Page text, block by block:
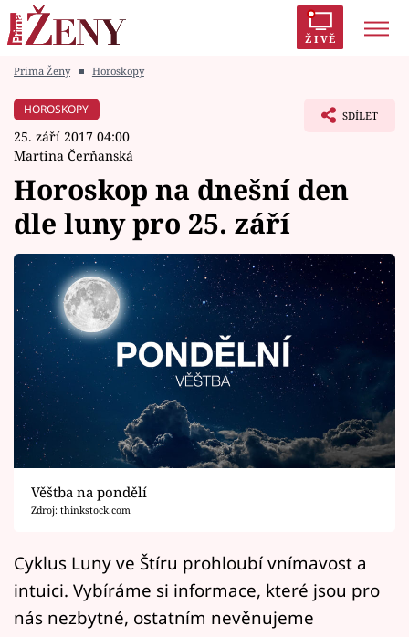
ŽIVĚ
Módní alarm
Témata
Celebrity
Vztahy
Seriály
Horoskopy
Sledujte prima+
Filmový festival Karlovy Vary
Mámy sobě
Prima Ženy ■ Horoskopy
HOROSKOPY
25. září 2017 04:00
Martina Čerňanská
SDÍLET
Horoskop na dnešní den
dle luny pro 25. září
Věštba na pondělí
Zdroj: thinkstock.com
Cyklus Luny ve Štíru prohloubí vnímavost a
intuici. Vybíráme si informace, které jsou pro
nás nezbytné, ostatním nevěnujeme